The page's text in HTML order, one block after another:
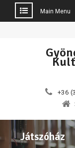
Main Menu
+36
Játszóház